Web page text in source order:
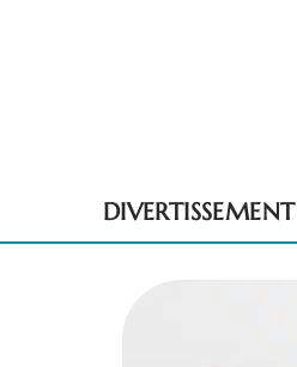
DIVERTISSEMENT